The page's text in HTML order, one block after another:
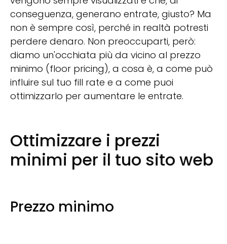
conseguenza, generano entrate, giusto? Ma
non è sempre così, perché in realtà potresti
perdere denaro. Non preoccuparti, però:
diamo un'occhiata più da vicino al prezzo
minimo (floor pricing), a cosa è, a come può
influire sul tuo fill rate e a come puoi
ottimizzarlo per aumentare le entrate.
Ottimizzare i prezzi
minimi per il tuo sito web
Prezzo minimo